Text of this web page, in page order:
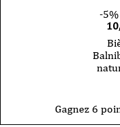
-5%
Gagnez 6